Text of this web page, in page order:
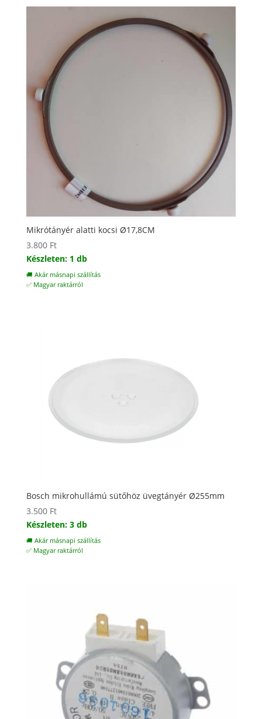
Mikrótányér alatti kocsi Ø17,8CM
3.800 Ft
Készleten: 1 db
🚚 Akár másnapi szállítás
✅ Magyar raktárról
Bosch mikrohullámú sütőhöz üvegtányér Ø255mm
3.500 Ft
Készleten: 3 db
🚚 Akár másnapi szállítás
✅ Magyar raktárról